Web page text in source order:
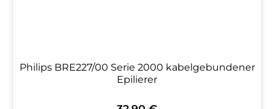
Philips BRE227/00 Serie 2000 kabelgebundener
Epilierer